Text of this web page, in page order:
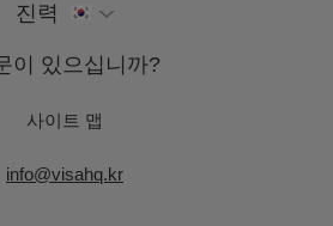
진력
이 있으십니까?
사이트 맵
info@visahq.kr